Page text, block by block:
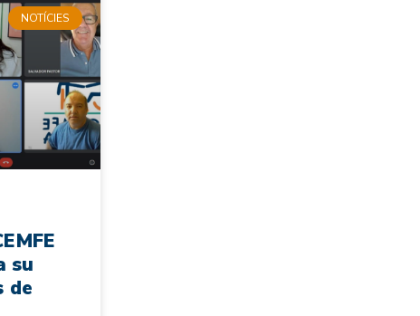
NOTÍCIES
su
de